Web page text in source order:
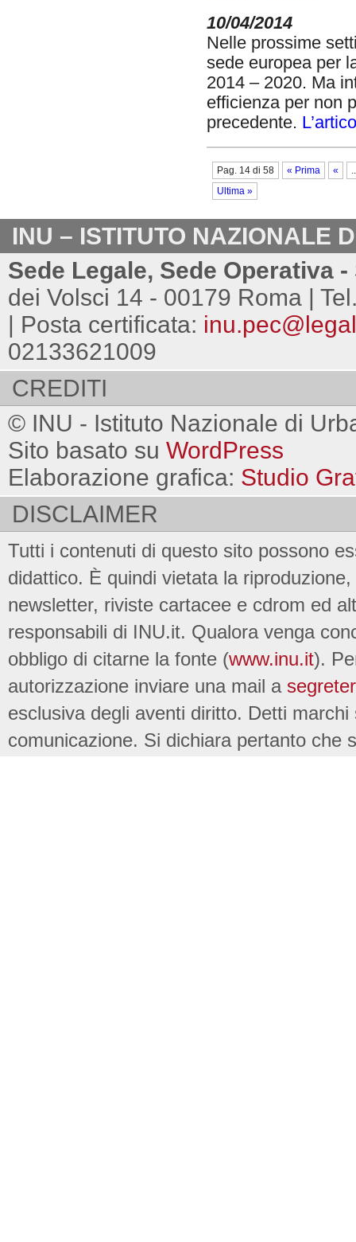
10/04/2014
Nelle prossime
sede europea per
2014 – 2020. Ma
efficienza per non
precedente.
Pag. 14 di 58 « Prima «
Ultima »
INU – ISTITUTO NAZIONALE
Sede Legale, Sede Operativa
dei Volsci 14 - 00179 Roma |
| Posta certificata:
02133621009
CREDITI
© INU - Istituto Nazionale di
Sito basato su WordPress
Elaborazione grafica: Studio
DISCLAIMER
Tutti i contenuti di questo sito possono
didattico. È quindi vietata la
newsletter, riviste cartacee e cdrom ed
responsabili di INU.it. Qualora venga
obbligo di citarne la fonte (www.inu.it).
autorizzazione inviare una mail a
esclusiva degli aventi diritto. Detti
comunicazione. Si dichiara pertanto che